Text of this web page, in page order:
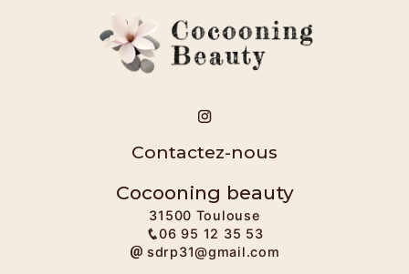
Contactez-nous
Cocooning beauty
31500 Toulouse
06 95 12 35 53
sdrp31@gmail.com